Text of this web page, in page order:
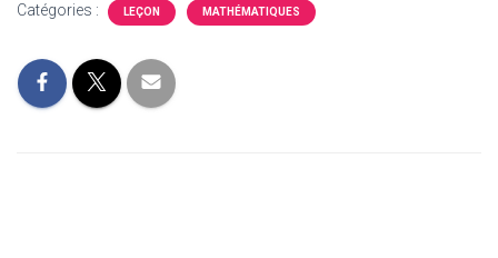
Catégories : LEÇON MATHÉMATIQUES